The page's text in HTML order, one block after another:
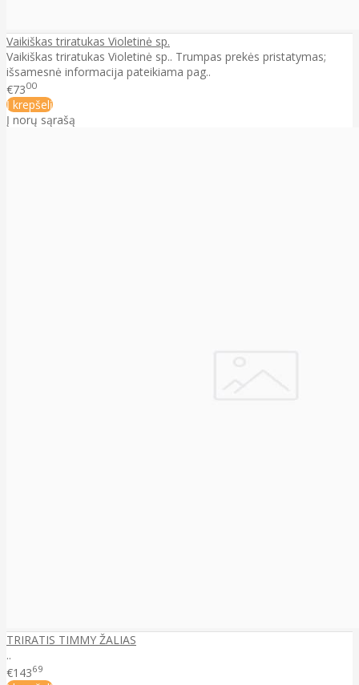
Vaikiškas triratukas Violetinė sp.
Vaikiškas triratukas Violetinė sp.. Trumpas prekės pristatymas;
išsamesnė informacija pateikiama pag..
€7300
Į krepšelį
Į norų sąrašą
TRIRATIS TIMMY ŽALIAS
..
€14369